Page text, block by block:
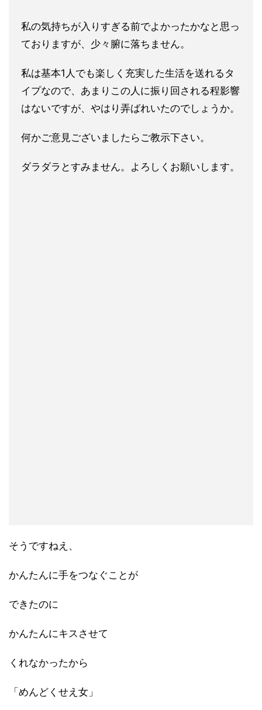
私の気持ちが入りすぎる前でよかったかなと思っ
ておりますが、少々腑に落ちません。
私は基本1人でも楽しく充実した生活を送れる タ
イプなので、あまりこの人に振り回される程影響
はないですが、 やはり弄ばれいたのでしょうか。
何かご意見ございましたらご教示下さい。
ダラダラとすみません。よろしくお願いします。
そうですねえ、
かんたんに手をつなぐことが
できたのに
かんたんにキスさせて
くれなかったから
「めんどくせえ女」